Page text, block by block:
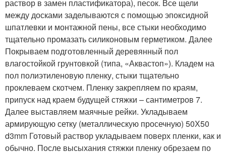
раствор в замен пластификатора), песок. Все щели
между досками заделываются с помощью эпоксидной
шпатлевки и монтажной пены, все стыки необходимо
тщательно промазать силиконовым герметиком. Далее
Покрываем подготовленный деревянный пол
влагостойкой грунтовкой (типа, «Аквастоп»). Кладем на
пол полиэтиленовую пленку, стыки тщательно
проклеваем скотчем. Пленку закрепляем по краям,
припуск над краем будущей стяжки – сантиметров 7.
Далее выставляем маячные рейки. Укладываем
армирующую сетку (металлическую просечную) 50Х50
d3mm Готовый раствор укладываем поверх пленки, как и
обычно. После высыхания стяжки пленку обрезаем по